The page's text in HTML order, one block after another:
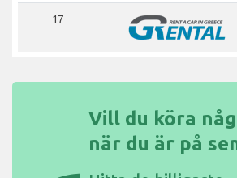
17
Vill du köra
när du är på